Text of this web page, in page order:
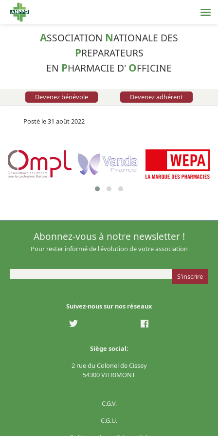
ASSOCIATION NATIONALE DES
PREPARATEURS
EN PHARMACIE D' OFFICINE
Devenez bénévole Devenez adhérent
Posté le 31 août 2022
Suivez-nous sur nos réseaux
Siège social:
2 rue du Colonel de Cissey
54300 VITRIMONT
Abonnez-vous à notre newsletter !
Pour rester informé de l'évolution de votre association
C.G.V.
C.G.U.